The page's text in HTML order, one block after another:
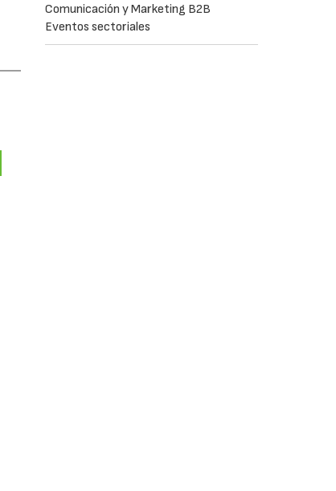
Comunicación y Marketing B2B
Eventos sectoriales